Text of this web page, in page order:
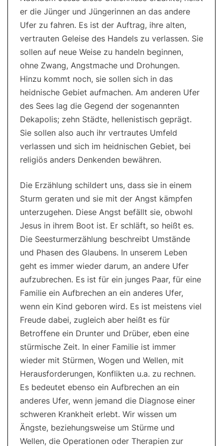
er die Jünger und Jüngerinnen an das andere
Ufer zu fahren. Es ist der Auftrag, ihre alten,
vertrauten Geleise des Handels zu verlassen. Sie
sollen auf neue Weise zu handeln beginnen,
ohne Zwang, Angstmache und Drohungen.
Hinzu kommt noch, sie sollen sich in das
heidnische Gebiet aufmachen. Am anderen Ufer
des Sees lag die Gegend der sogenannten
Dekapolis; zehn Städte, hellenistisch geprägt.
Sie sollen also auch ihr vertrautes Umfeld
verlassen und sich im heidnischen Gebiet, bei
religiös anders Denkenden bewähren.
Die Erzählung schildert uns, dass sie in einem
Sturm geraten und sie mit der Angst kämpfen
unterzugehen. Diese Angst befällt sie, obwohl
Jesus in ihrem Boot ist. Er schläft, so heißt es.
Die Seesturmerzählung beschreibt Umstände
und Phasen des Glaubens. In unserem Leben
geht es immer wieder darum, an andere Ufer
aufzubrechen. Es ist für ein junges Paar, für eine
Familie ein Aufbrechen an ein anderes Ufer,
wenn ein Kind geboren wird. Es ist meistens viel
Freude dabei, zugleich aber heißt es für
Betroffene ein Drunter und Drüber, eben eine
stürmische Zeit. In einer Familie ist immer
wieder mit Stürmen, Wogen und Wellen, mit
Herausforderungen, Konflikten u.a. zu rechnen.
Es bedeutet ebenso ein Aufbrechen an ein
anderes Ufer, wenn jemand die Diagnose einer
schweren Krankheit erlebt. Wir wissen um
Ängste, beziehungsweise um Stürme und
Wellen, die Operationen oder Therapien zur